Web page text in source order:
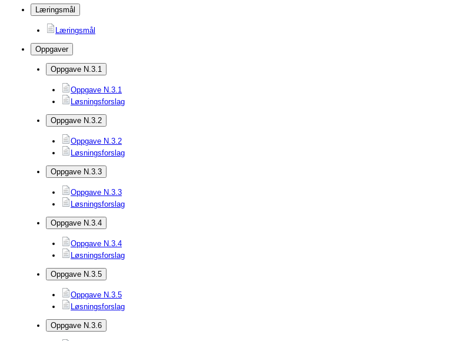
Læringsmål
Læringsmål
Oppgaver
Oppgave N.3.1
Oppgave N.3.1
Løsningsforslag
Oppgave N.3.2
Oppgave N.3.2
Løsningsforslag
Oppgave N.3.3
Oppgave N.3.3
Løsningsforslag
Oppgave N.3.4
Oppgave N.3.4
Løsningsforslag
Oppgave N.3.5
Oppgave N.3.5
Løsningsforslag
Oppgave N.3.6